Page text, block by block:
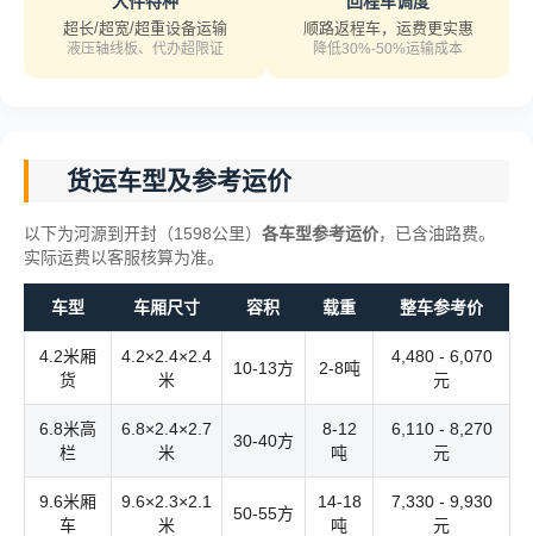
超长/超宽/超重设备运输
液压轴线板、代办超限证
顺路返程车，运费更实惠
降低30%-50%运输成本
货运车型及参考运价
以下为河源到开封（1598公里） 各车型参考运价，已含油路费。
实际运费以客服核算为准。
车型 车厢尺寸 容积 载重 整车参考价
4.2米厢
货
4.2×2.4×2.4
米
10-13方 2-8吨
4,480 - 6,070
元
6.8米高
栏
6.8×2.4×2.7
米
30-40方
8-12
吨
6,110 - 8,270
元
9.6米厢
车
9.6×2.3×2.1
米
50-55方
14-18
吨
7,330 - 9,930
元